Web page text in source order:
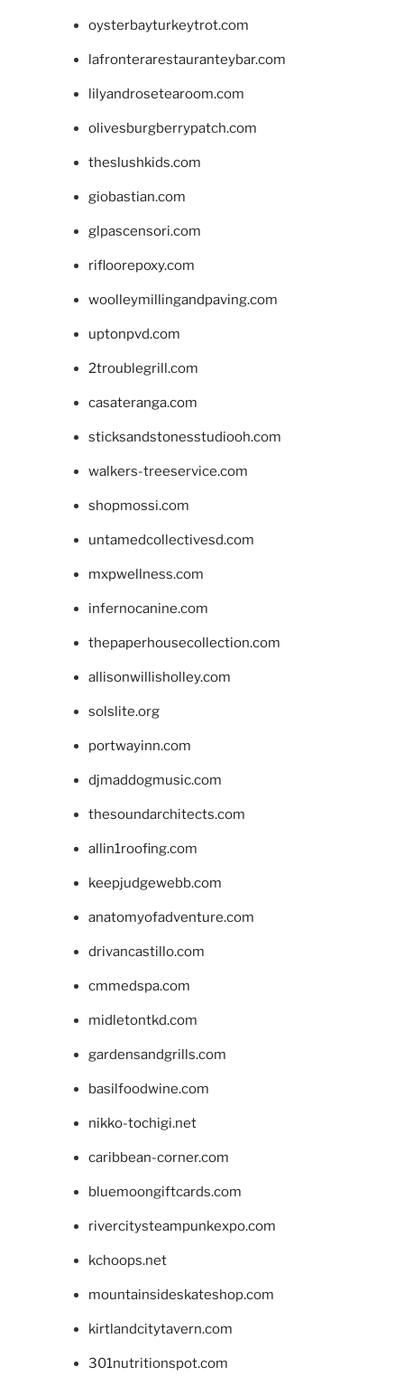
oysterbayturkeytrot.com
lafronterarestauranteybar.com
lilyandrosetearoom.com
olivesburgberrypatch.com
theslushkids.com
giobastian.com
glpascensori.com
rifloorepoxy.com
woolleymillingandpaving.com
uptonpvd.com
2troublegrill.com
casateranga.com
sticksandstonesstudiooh.com
walkers-treeservice.com
shopmossi.com
untamedcollectivesd.com
mxpwellness.com
infernocanine.com
thepaperhousecollection.com
allisonwillisholley.com
solslite.org
portwayinn.com
djmaddogmusic.com
thesoundarchitects.com
allin1roofing.com
keepjudgewebb.com
anatomyofadventure.com
drivancastillo.com
cmmedspa.com
midletontkd.com
gardensandgrills.com
basilfoodwine.com
nikko-tochigi.net
caribbean-corner.com
bluemoongiftcards.com
rivercitysteampunkexpo.com
kchoops.net
mountainsideskateshop.com
kirtlandcitytavern.com
301nutritionspot.com